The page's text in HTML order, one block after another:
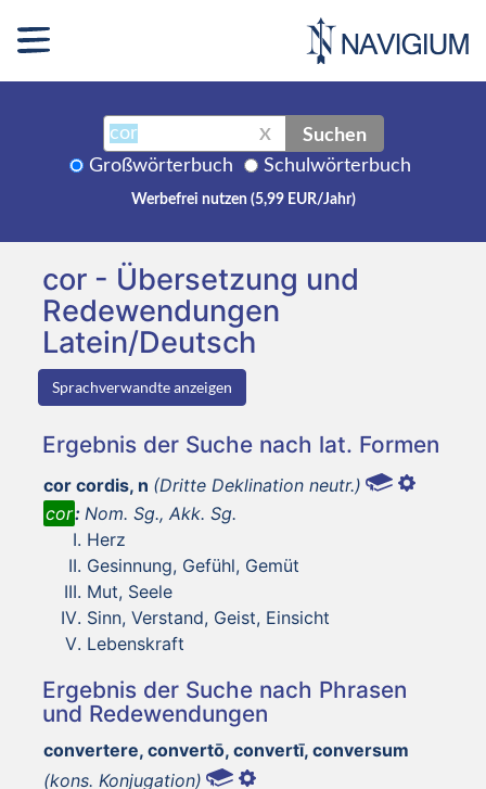
X Suchen
Großwörterbuch Schulwörterbuch
Werbefrei nutzen (5,99 EUR/Jahr)
cor - Übersetzung und
Redewendungen
Latein/Deutsch
Sprachverwandte anzeigen
Ergebnis der Suche nach lat. Formen
cor cordis, n (Dritte Deklination neutr.)
cor: Nom. Sg., Akk. Sg.
Herz
Gesinnung, Gefühl, Gemüt
Mut, Seele
Sinn, Verstand, Geist, Einsicht
Lebenskraft
Ergebnis der Suche nach Phrasen
und Redewendungen
convertere, convertō, convertī, conversum
(kons. Konjugation)